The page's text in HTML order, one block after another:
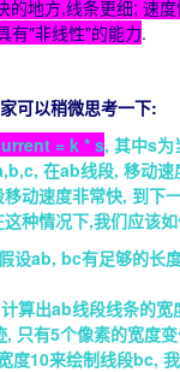
的地方,线条更细; 速
有"非线性"的能力.
可以稍微思考一下:
= k * s, 其中s为
在ab线段, 移动
动速度非常快, 到下
种情况下,我们应该
ab, bc有足够的长
算出ab线段线条的
只有5个像素的宽度
度10来绘制线段bc,